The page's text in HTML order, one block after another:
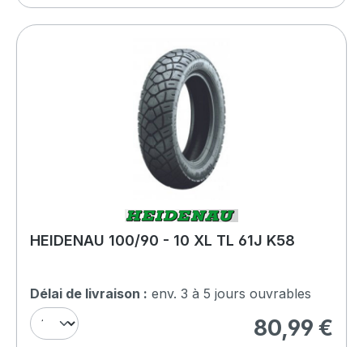
HEIDENAU 100/90 - 10 XL TL 61J K58
Délai de livraison : env. 3 à 5 jours ouvrables
Prix régulier :
80,99 €